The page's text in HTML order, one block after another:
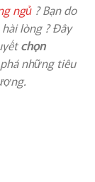
ngủ ? Bạn do
lòng ? Đây
chọn
những tiêu